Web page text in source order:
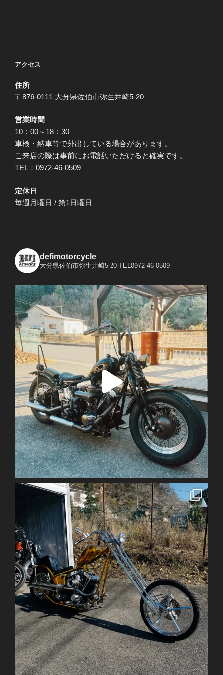
アクセス
住所
〒876-0111 大分県佐伯市弥生井崎5-20
営業時間
10：00～18：30
車検・納車等で外出している場合があります。
ご来店の際は事前にお電話いただけると確実です。
TEL：0972-46-0509
定休日
毎週月曜日 / 第1日曜日
defimotorcycle
大分県佐伯市弥生井崎5-20 TEL0972-46-0509